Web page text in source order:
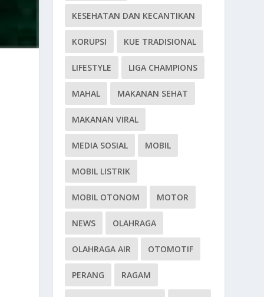
KESEHATAN DAN KECANTIKAN
KORUPSI KUE TRADISIONAL
LIFESTYLE LIGA CHAMPIONS
MAHAL MAKANAN SEHAT
MAKANAN VIRAL
MEDIA SOSIAL MOBIL
MOBIL LISTRIK
MOBIL OTONOM MOTOR
NEWS OLAHRAGA
OLAHRAGA AIR OTOMOTIF
PERANG RAGAM